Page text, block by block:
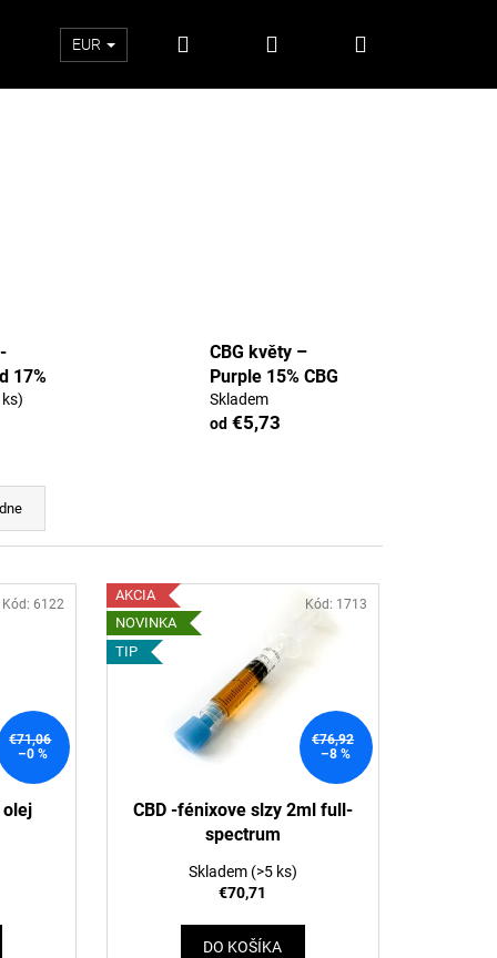
EUR Prihlásenie
17%
ks)
CBG květy –
Purple 15% CBG
Skladem
od€5,73
€71,06
–0 %
olej
Kód: 6122
AKCIA
NOVINKA
TIP
€76,92
–8 %
CBD -fénixove slzy 2ml full-
spectrum
Skladem (>5 ks)
€70,71
DO KOŠÍKA
Kód: 1713
S CBD 100MG CBD